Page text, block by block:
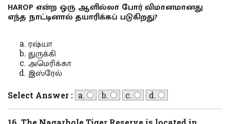
HAROP என்ற ஒரு ஆளில்லா போர் விமானமானது
எந்த நாட்டினால் தயாரிக்கப் படுகிறது?
ரஷ்யா
துருக்கி
அமெரிக்கா
இஸ்ரேல்
Select Answer : a. b. c. d.